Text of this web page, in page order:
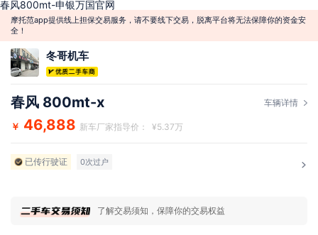
春风800mt-申银万国官网
摩托范app提供线上担保交易服务，请不要线下交易，脱离平台将无法保障你的资金安
全！
冬哥机车
春风 800mt-x 车辆详情
￥ 46,888 新车厂家指导价： ¥5.37万
已传行驶证 0次过户
了解交易须知，保障你的交易权益